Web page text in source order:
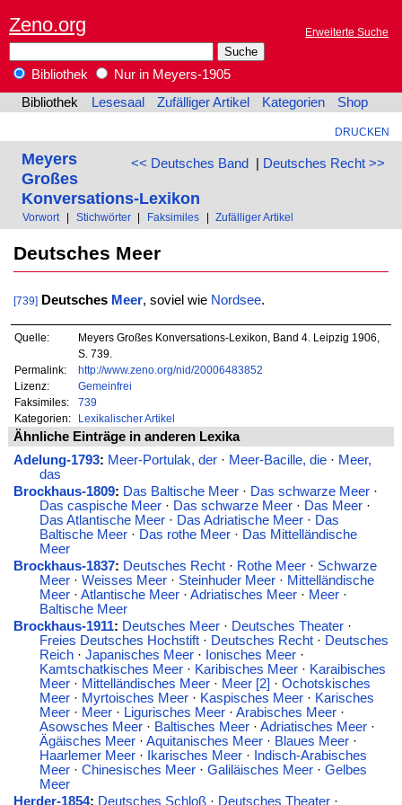
Zeno.org Erweiterte Suche
Bibliothek
Nur in Meyers-1905
Bibliothek
Lesesaal Zufälliger Artikel Kategorien Shop
DRUCKEN
<< Deutsches Band| Deutsches Recht >>
Meyers
Großes
Konversations-Lexikon
Vorwort Stichwörter Faksimiles Zufälliger Artikel
Deutsches Meer
[739] Deutsches Meer, soviel wie Nordsee.
Quelle:
Meyers Großes Konversations-Lexikon, Band 4. Leipzig 1906,
S. 739.
Permalink:
http://www.zeno.org/nid/20006483852
Lizenz:
Gemeinfrei
Faksimiles:
739
Kategorien:
Lexikalischer Artikel
Ähnliche Einträge in anderen Lexika
Adelung-1793: Meer-Portulak, der· Meer-Bacille, die· Meer,
das
Brockhaus-1809: Das Baltische Meer· Das schwarze Meer·
Das caspische Meer· Das schwarze Meer· Das Meer·
Das Atlantische Meer· Das Adriatische Meer· Das
Baltische Meer· Das rothe Meer· Das Mittelländische
Meer
Brockhaus-1837: Deutsches Recht· Rothe Meer· Schwarze
Meer· Weisses Meer· Steinhuder Meer· Mittelländische
Meer· Atlantische Meer· Adriatisches Meer· Meer·
Baltische Meer
Brockhaus-1911: Deutsches Meer· Deutsches Theater·
Freies Deutsches Hochstift· Deutsches Recht· Deutsches
Reich· Japanisches Meer· Ionisches Meer·
Kamtschatkisches Meer· Karibisches Meer· Karaibisches
Meer· Mittelländisches Meer· Meer [2] · Ochotskisches
Meer· Myrtoisches Meer· Kaspisches Meer· Karisches
Meer· Meer· Ligurisches Meer· Arabisches Meer·
Asowsches Meer· Baltisches Meer· Adriatisches Meer·
Ägäisches Meer· Aquitanisches Meer· Blaues Meer·
Haarlemer Meer· Ikarisches Meer· Indisch-Arabisches
Meer· Chinesisches Meer· Galiläisches Meer· Gelbes
Meer
Herder-1854: Deutsches Schloß· Deutsches Theater·